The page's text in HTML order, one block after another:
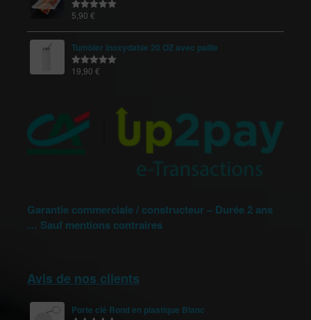
Note5.00
5,90 €
Tumbler inoxydable 20 OZ avec paille
Note5.00
19,90 €
Garantie commerciale / constructeur – Durée 2 ans
… Sauf mentions contraires
Avis de nos clients
Porte clé Rond en plastique Blanc